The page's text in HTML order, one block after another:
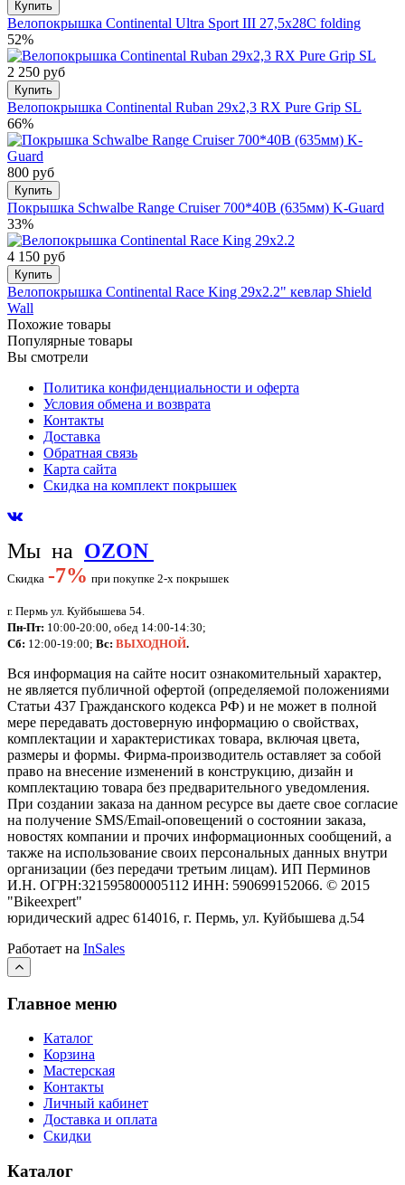
Купить
Велопокрышка Continental Ultra Sport III 27,5x28C folding
52%
2 250 руб
Купить
Велопокрышка Continental Ruban 29x2,3 RX Pure Grip SL
66%
800 руб
Купить
Покрышка Schwalbe Range Cruiser 700*40B (635мм) K-Guard
33%
4 150 руб
Купить
Велопокрышка Continental Race King 29х2.2" кевлар Shield
Wall
Похожие товары
Популярные товары
Вы смотрели
Политика конфиденциальности и оферта
Условия обмена и возврата
Контакты
Доставка
Обратная связь
Карта сайта
Скидка на комплект покрышек
Мы на OZON
Скидка -7% при покупке 2-х покрышек
г. Пермь ул. Куйбышева 54.
Пн-Пт: 10:00-20:00, обед 14:00-14:30;
Сб: 12:00-19:00; Вс: ВЫХОДНОЙ.
Вся информация на сайте носит ознакомительный характер,
не является публичной офертой (определяемой положениями
Статьи 437 Гражданского кодекса РФ) и не может в полной
мере передавать достоверную информацию о свойствах,
комплектации и характеристиках товара, включая цвета,
размеры и формы. Фирма-производитель оставляет за собой
право на внесение изменений в конструкцию, дизайн и
комплектацию товара без предварительного уведомления.
При создании заказа на данном ресурсе вы даете свое согласие
на получение SMS/Email-оповещений о состоянии заказа,
новостях компании и прочих информационных сообщений, а
также на использование своих персональных данных внутри
организации (без передачи третьим лицам). ИП Перминов
И.Н. ОГРН:321595800005112 ИНН: 590699152066. © 2015
"Bikeexpert"
юридический адрес 614016, г. Пермь, ул. Куйбышева д.54
Работает на InSales
Главное меню
Каталог
Корзина
Мастерская
Контакты
Личный кабинет
Доставка и оплата
Скидки
Каталог